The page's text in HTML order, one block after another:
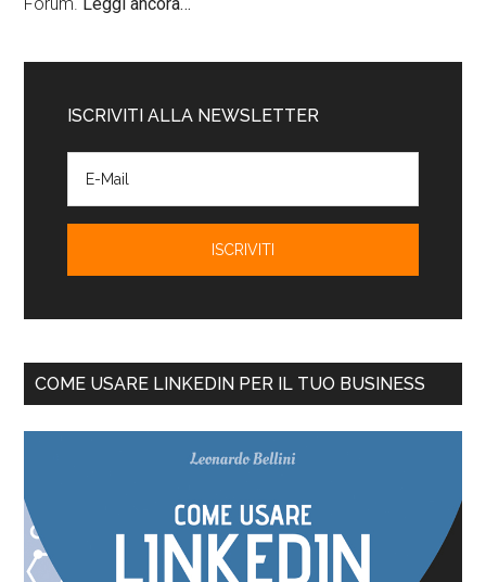
ISCRIVITI ALLA NEWSLETTER
COME USARE LINKEDIN PER IL TUO BUSINESS